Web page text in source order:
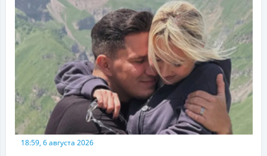
18:59, 6 августа 2026